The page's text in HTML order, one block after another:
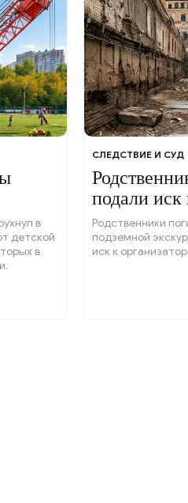
в
детской
в
СЛЕДСТВИЕ И СУД
подали иск
Родственники
подземной
иск к